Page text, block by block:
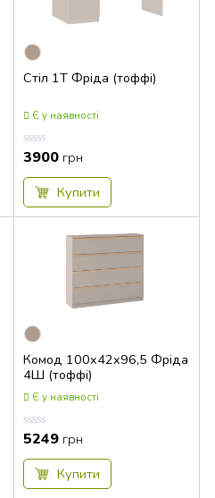
Стіл 1Т Фріда (тоффі)
Є у наявності
Оцінка
0.00
з
3900 грн
Купити
Комод 100x42x96,5 Фріда
4Ш (тоффі)
Є у наявності
Оцінка
0.00
з
5249 грн
Купити